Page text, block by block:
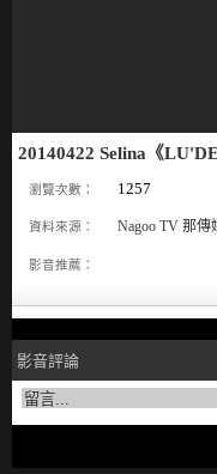
20140422 Selina《
瀏覽次數： 1257
資料來源： Nagoo TV 那傳
影音推薦：
影音評論